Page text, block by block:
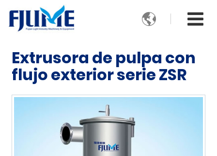

Extrusora de pulpa con
flujo exterior serie ZSR